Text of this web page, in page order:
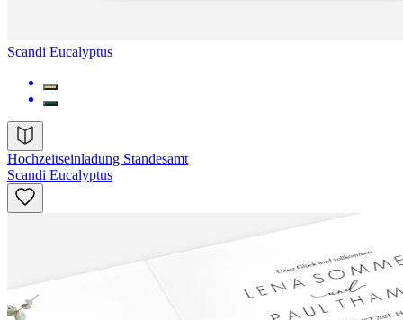
Scandi Eucalyptus
Hochzeitseinladung Standesamt
Scandi Eucalyptus